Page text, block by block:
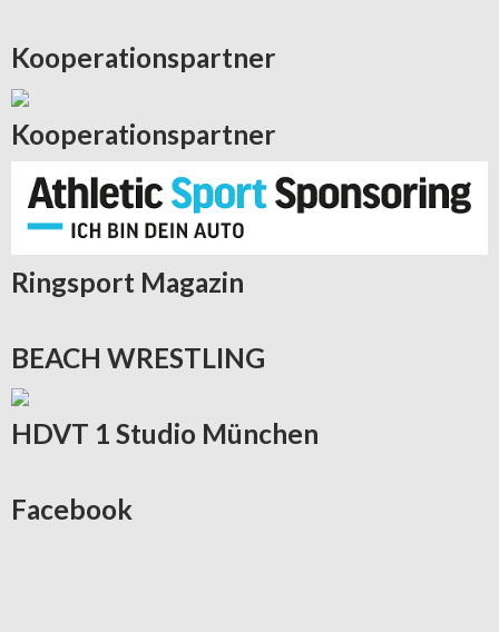
Kooperationspartner
Kooperationspartner
Ringsport Magazin
BEACH WRESTLING
HDVT 1 Studio München
Facebook